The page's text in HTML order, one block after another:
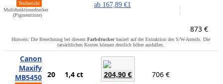
Testbericht
Multifunktionsdrucker
(Pigmenttinte)
ab 167,89 €1
873 €
Hinweis: Die Berechnung bei diesem Farbdruckerbasiert auf der Extraktion des S/W-Anteils. Die
tatsächlichen Kosten können deutlich höher ausfallen.
Canon
Maxify
MB5450 20 1,4 ct 204,90 € 706 €